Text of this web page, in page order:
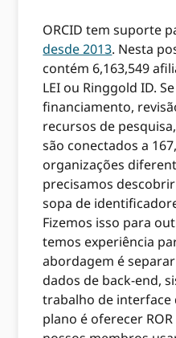
ORCID tem suporte
desde 2013. Nesta
contém 6,163,549
LEI ou Ringgold ID.
financiamento,
recursos de
são conectados a
organizações
precisamos
sopa de
Fizemos isso para
temos experiência
abordagem é
dados de back-end,
trabalho de interface
plano é oferecer